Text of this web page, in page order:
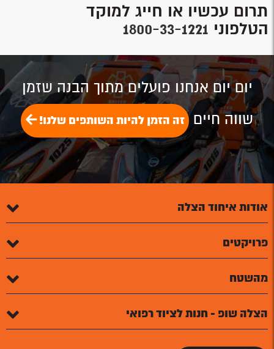
תרום עכשיו או חייג למוקד
הטלפוני 1800-33-1221
יום יום אנחנו פועלים מתוך הבנה שזמן
שווה חיים זה הזמן להיות השותפים שלנו!
אודות איחוד הצלה
פרויקטים
מהשטח
הצלה שופ - חנות לציוד רפואי